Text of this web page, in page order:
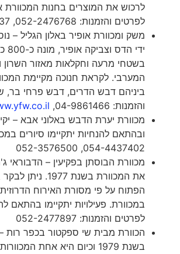
לרכוש את המוצרים בחנות המכוורת
לפרטים והזמנות: 052-2476768, 04-9881337
ידי הדס
בשטחי מרעה וחקלאות מאזור השרון
המערבי. לקראת חנוכה מקיימת
ביניהם דבש הדרים, דבש פרחי בר,
והזמנות: 04-9861466,
www.yfw.co.il
מכוורת יערת הדבש באלוני אבא –
ובהתאם להנחיות יתקיימו סיורים
054-4437402, 052-3576500
מכוורת הבוסתן בפקיעין – הדבוראי
את המכוורת בשנת 1977.
הפתוח על פי מסורת האירוח הדרוזית
במכוורת. פעילויות יתקיימו בהתאם
לפרטים והזמנות: 052-2477897
הכוורת מבית שי ספקטור בכפר רות –
בשנת 1979 וכיום היא אחת